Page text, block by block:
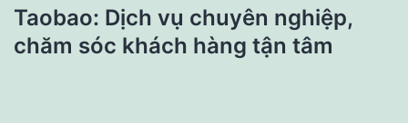
Taobao: Dịch vụ chuyên nghiệp,
chăm sóc khách hàng tận tâm